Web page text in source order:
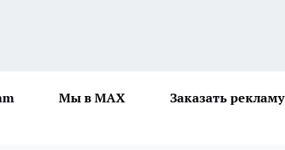
Мы в MAX
Заказать рекламу